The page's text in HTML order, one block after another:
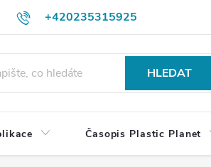
+420235315925
shop@plasticplanet.cz
Podmínky vrácení peněz
HLEDAT
Časopis Plastic Planet